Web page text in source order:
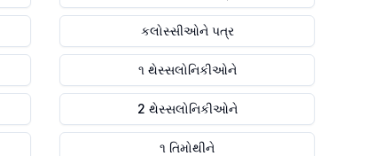
કલોસ્સીઓને પત્ર
૧ થેસ્સલોનિકીઓને
2 થેસ્સલોનિકીઓને
૧ તિમોથીને